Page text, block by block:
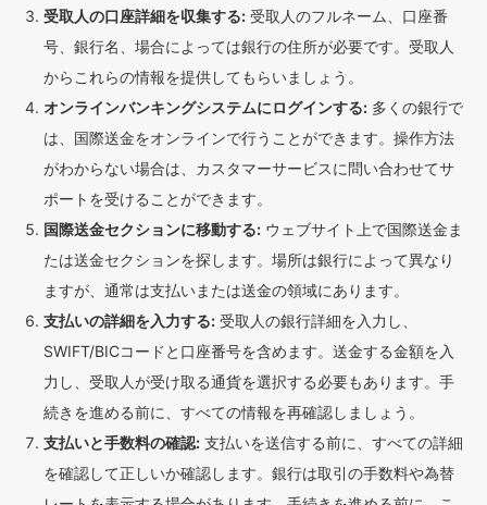
受取人の口座詳細を収集する: 受取人のフルネーム、口座番
号、銀行名、場合によっては銀行の住所が必要です。受取人
からこれらの情報を提供してもらいましょう。
オンラインバンキングシステムにログインする: 多くの銀行で
は、国際送金をオンラインで行うことができます。操作方法
がわからない場合は、カスタマーサービスに問い合わせてサ
ポートを受けることができます。
国際送金セクションに移動する: ウェブサイト上で国際送金ま
たは送金セクションを探します。場所は銀行によって異なり
ますが、通常は支払いまたは送金の領域にあります。
支払いの詳細を入力する: 受取人の銀行詳細を入力し、
SWIFT/BICコードと口座番号を含めます。送金する金額を入
力し、受取人が受け取る通貨を選択する必要もあります。手
続きを進める前に、すべての情報を再確認しましょう。
支払いと手数料の確認: 支払いを送信する前に、すべての詳細
を確認して正しいか確認します。銀行は取引の手数料や為替